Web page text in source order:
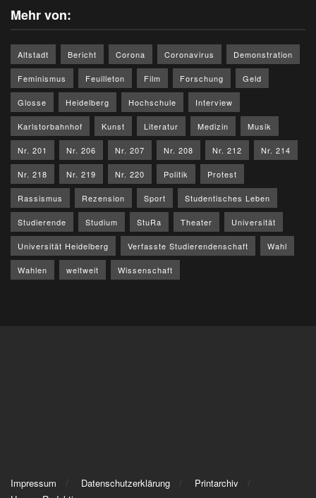
Mehr von:
Altstadt Bericht Corona Coronavirus Demonstration
Feminismus Feuilleton Film Forschung Geld
Glosse Heidelberg Hochschule Interview
Karlstorbahnhof Kunst Literatur Medizin Musik
Nr. 201 Nr. 206 Nr. 207 Nr. 208 Nr. 212 Nr. 214
Nr. 218 Nr. 219 Nr. 220 Politik Protest
Rassismus Rezension Sport Studentisches Leben
Studierende Studium StuRa Theater Universität
Universität Heidelberg Verfasste Studierendenschaft Wahl
Wahlen weltweit Wissenschaft
Impressum Datenschutzerklärung
Printarchiv